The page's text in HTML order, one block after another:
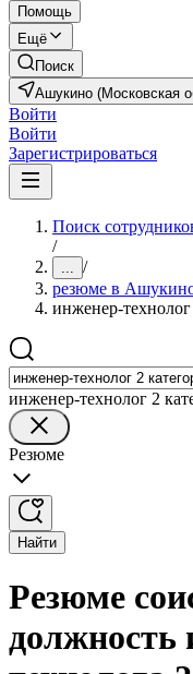
Помощь
Ещё
Поиск
Ашукино (Московская
Войти
Войти
Зарегистрироваться
Поиск
/
... /
резюме в
инженер-технолог
инженер-технолог 2
Резюме
Найти
Резюме
должность